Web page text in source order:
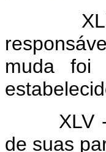
XLIV -
muda foi
XLV -
de suas